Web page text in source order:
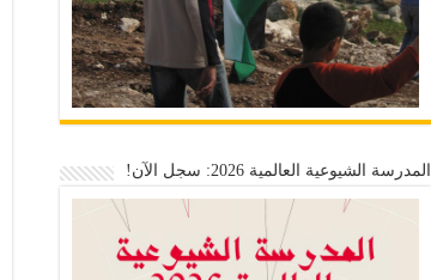
المدرسة الشيوعية العالمية 2026: سجل الآن!